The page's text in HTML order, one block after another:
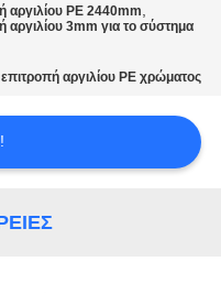
αργιλίου PE 2440mm,
αργιλίου 3mm για το σύστημα
αργιλίου PE χρώματος